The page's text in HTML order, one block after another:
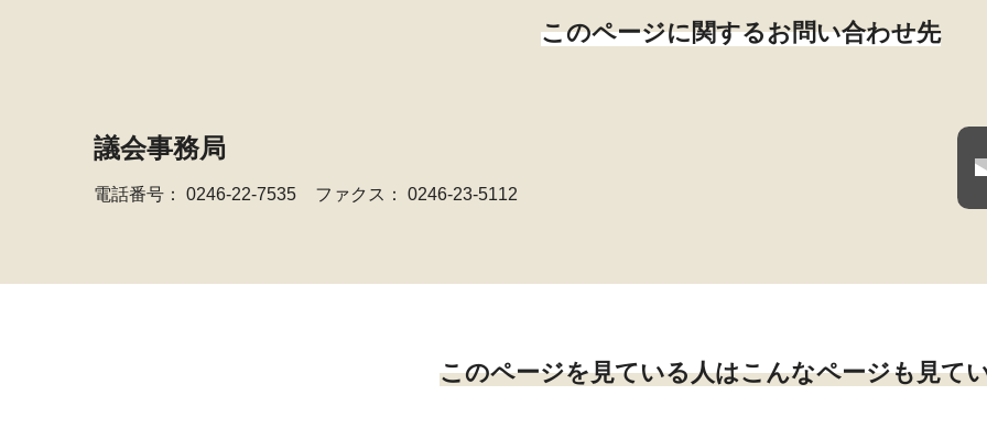
このページに関するお問い合わせ先
議会事務局
電話番号： 0246-22-7535 ファクス： 0246-23-5112
このページを見ている人はこんなページも見て